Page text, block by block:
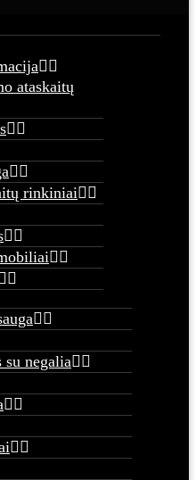
ataskaitų
rinkiniai
su negalia